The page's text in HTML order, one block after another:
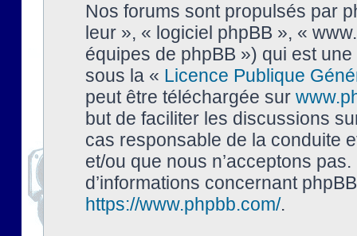
Nos forums sont propulsés par
leur », « logiciel phpBB », «
équipes de phpBB ») qui est
sous la « Licence Publique
peut être téléchargée sur
but de faciliter les discussions
cas responsable de la conduite
et/ou que nous n’acceptons
d’informations concernant
https://www.phpbb.com/.